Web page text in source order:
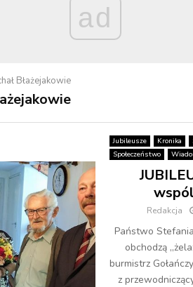
ad
Błażejakowie
Jubileusze Kronika
Społeczeństwo
Redakcja
Państwo
obchodzą
burmistrz
z